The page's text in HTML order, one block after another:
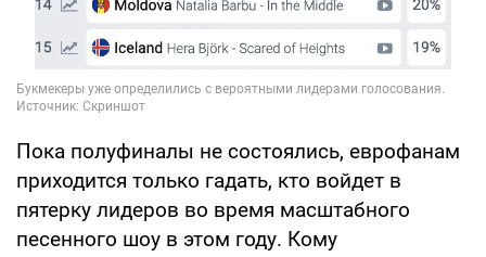
Пока полуфиналы не состоялись, еврофанам
приходится только гадать, кто войдет в
пятерку лидеров во время масштабного
песенного шоу в этом году. Кому